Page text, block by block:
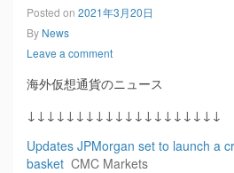
Posted on 2021年3月20日
By News
Leave a comment
海外仮想通貨のニュース
↓↓↓↓↓↓↓↓↓↓↓↓↓↓↓↓↓↓↓↓
Updates JPMorgan set to launch a
basket CMC Markets